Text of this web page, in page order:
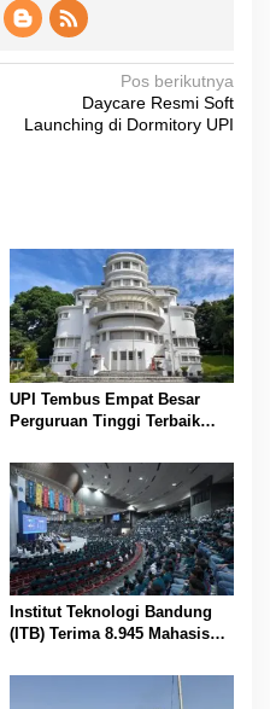
Pos berikutnya
Daycare Resmi Soft
Launching di Dormitory UPI
UPI Tembus Empat Besar
Perguruan Tinggi Terbaik
Juli 2026
Institut Teknologi Bandung
(ITB) Terima 8.945 Mahasiswa